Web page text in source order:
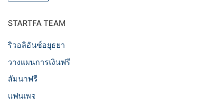
STARTFA TEAM
ริวอลิอันซ์อยุธยา
วางแผนการเงินฟรี
สัมนาฟรี
แฟนเพจ